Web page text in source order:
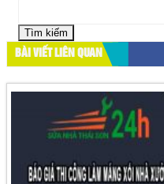
cho:
BÀI VIẾT LIÊN QUAN